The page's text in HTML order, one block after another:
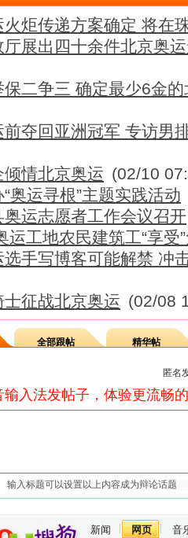
火炬传递方案确定 将在
厅展出四十余件北京奥
保二争三 确定最少6金
前夺回亚洲冠军 专访男
倾情北京奥运 (02/10
奥运寻根”主题实践活动
奥运志愿者工作会议召开
运工地农民建筑工“享受
选手写博客可能解禁 冲
征战北京奥运 (02/08
全部跟帖 精华帖
匿名
输入法发帖子，体验更流畅
新闻 网页 音